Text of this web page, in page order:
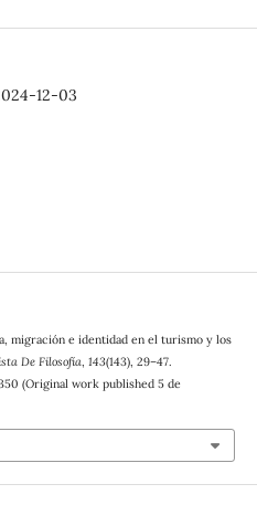
12-03
migración e identidad en el turismo y los
De Filosofía, 143(143), 29–47.
(Original work published 5 de